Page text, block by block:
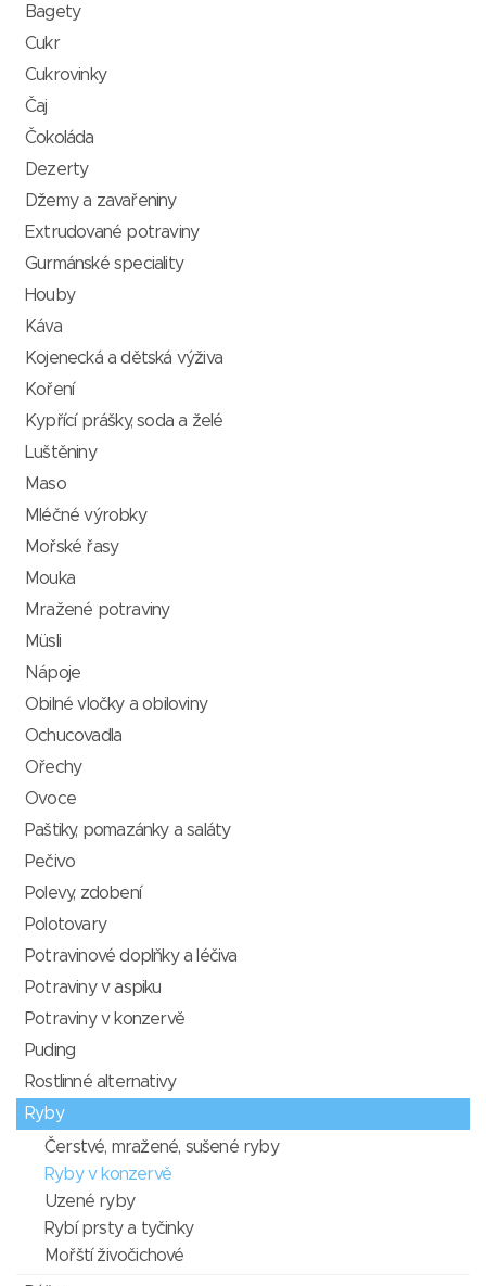
Bagety
Cukr
Cukrovinky
Čaj
Čokoláda
Dezerty
Džemy a zavařeniny
Extrudované potraviny
Gurmánské speciality
Houby
Káva
Kojenecká a dětská výživa
Koření
Kypřící prášky, soda a želé
Luštěniny
Maso
Mléčné výrobky
Mořské řasy
Mouka
Mražené potraviny
Müsli
Nápoje
Obilné vločky a obiloviny
Ochucovadla
Ořechy
Ovoce
Paštiky, pomazánky a saláty
Pečivo
Polevy, zdobení
Polotovary
Potravinové doplňky a léčiva
Potraviny v aspiku
Potraviny v konzervě
Puding
Rostlinné alternativy
Ryby
Čerstvé, mražené, sušené ryby
Ryby v konzervě
Uzené ryby
Rybí prsty a tyčinky
Mořští živočichové